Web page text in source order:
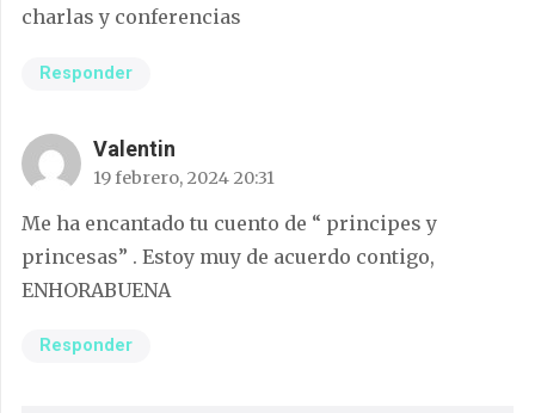
charlas y conferencias
Responder
Valentin
19 febrero, 2024 20:31
Me ha encantado tu cuento de “ principes y
princesas” . Estoy muy de acuerdo contigo,
ENHORABUENA
Responder